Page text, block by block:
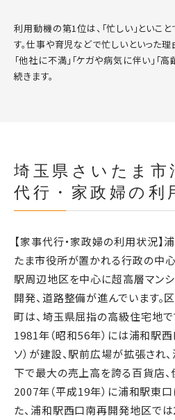
利用動機の第1位は、「忙しい」といこ
す。仕事や育児などで忙しいといった
「他社に不満」「ケガや病気に伴い」「
続きます。
埼玉県さいたま市
代行・家政婦の利
【家事代行・家政婦の利用状況】
たま市役所が置かれる行政の中
駅周辺地区を中心に超高層マン
開発、道路整備が進んでいます。
町は、埼玉県屈指の高級住宅地で
1981年（昭和56年）には浦和駅
ソ）が建設、駅前広場が拡張され
下で最大の売上高を誇る百貨店、
2007年（平成19年）に浦和駅東
た、浦和駅西口南再開発地区で